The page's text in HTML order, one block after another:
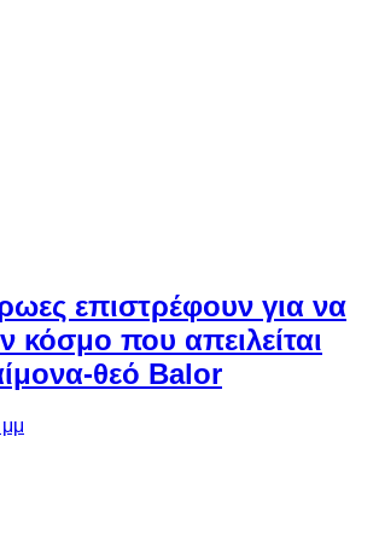
επιστρέφουν για να
κόσμο που απειλείται
θεό Balor